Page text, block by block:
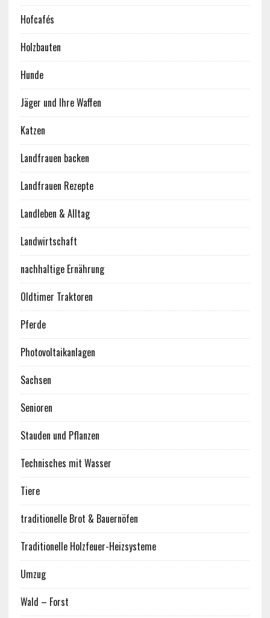
Hofcafés
Holzbauten
Hunde
Jäger und Ihre Waffen
Katzen
Landfrauen backen
Landfrauen Rezepte
Landleben & Alltag
Landwirtschaft
nachhaltige Ernährung
Oldtimer Traktoren
Pferde
Photovoltaikanlagen
Sachsen
Senioren
Stauden und Pflanzen
Technisches mit Wasser
Tiere
traditionelle Brot & Bauernöfen
Traditionelle Holzfeuer-Heizsysteme
Umzug
Wald – Forst